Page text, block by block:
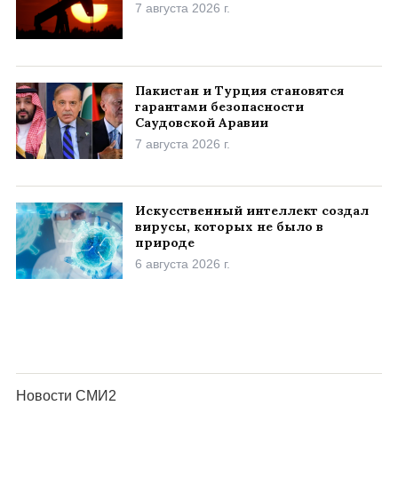
7 августа 2026 г.
Пакистан и Турция становятся
гарантами безопасности
Саудовской Аравии
7 августа 2026 г.
Искусственный интеллект создал
вирусы, которых не было в
природе
6 августа 2026 г.